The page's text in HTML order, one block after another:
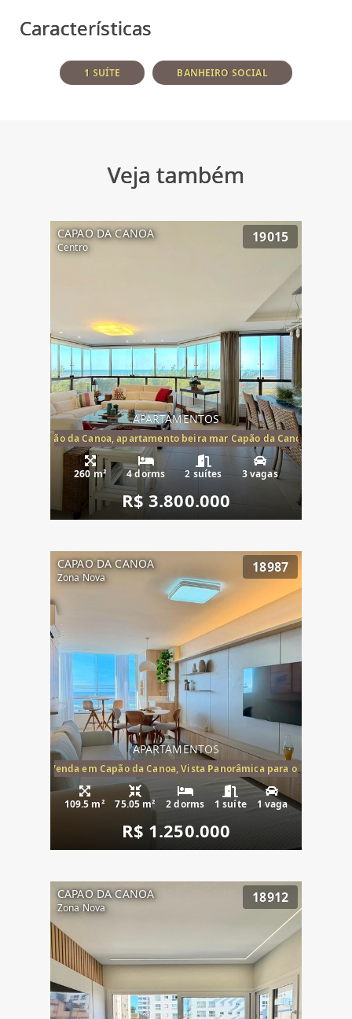
Características
1 SUÍTE BANHEIRO SOCIAL
Veja também
CAPAO DA CANOA
Centro
19015
APARTAMENTOS
mar Capão da Canoa, apartamento beira mar Capão da Canoa,
260 m² 4 dorms 2 suítes 3 vagas
R$ 3.800.000
CAPAO DA CANOA
Zona Nova
18987
APARTAMENTOS
Mar à Venda em Capão da Canoa, Vista Panorâmica para o Mar, 2
109.5 m² 75.05 m² 2 dorms 1 suíte 1 vaga
R$ 1.250.000
CAPAO DA CANOA
Zona Nova
18912